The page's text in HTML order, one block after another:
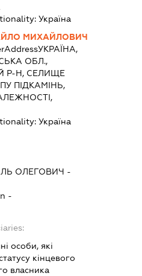
Україна
МИХАЙЛОВИЧ
УКРАЇНА,
ОБЛ.,
Р-Н, СЕЛИЩЕ
ПІДКАМІНЬ,
Україна
ОЛЕГОВИЧ -
-
особи, які
кінцевого
власника